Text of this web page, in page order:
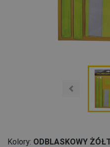
Kolory: ODBLASKOWY